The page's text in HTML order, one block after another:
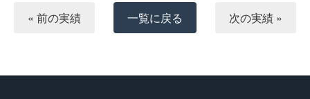
« 前の実績 一覧に戻る 次の実績 »